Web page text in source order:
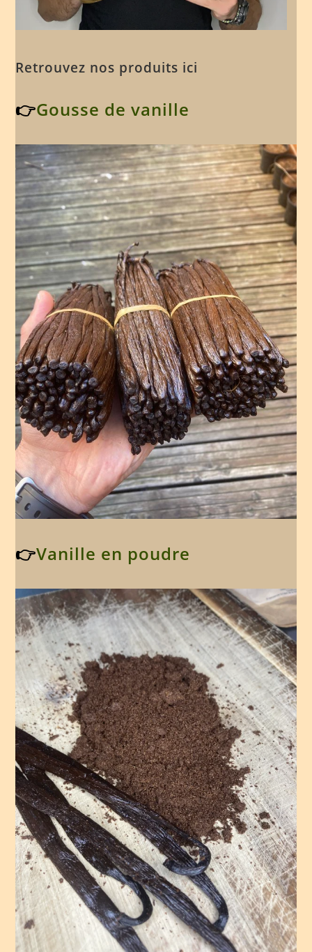
Retrouvez nos produits ici
👉Gousse de vanille
👉Vanille en poudre